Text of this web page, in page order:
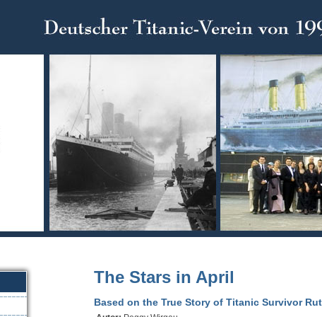
The Stars in April
Based on the True Story of Titanic Survivor